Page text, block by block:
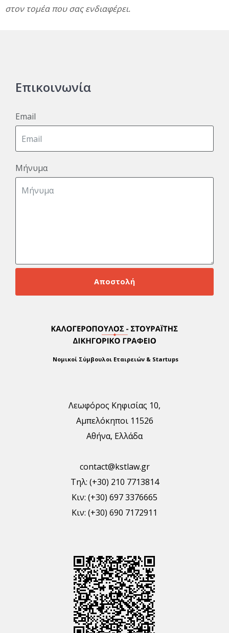
στον τομέα που σας ενδιαφέρει.
Νομικοί Σύμβουλοι Εταιρειών & Startups
Λεωφόρος Κηφισίας 10,
Αμπελόκηποι 11526
Αθήνα, Ελλάδα
contact@kstlaw.gr
Τηλ: (+30) 210 7713814
Κιν: (+30) 697 3376665
Κιν: (+30) 690 7172911
Επικοινωνία
Email
Μήνυμα
Αποστολή